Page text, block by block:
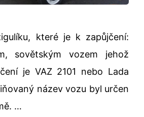
které je k zapůjčení:
sovětským vozem jehož
je VAZ 2101 nebo Lada
název vozu byl určen
…